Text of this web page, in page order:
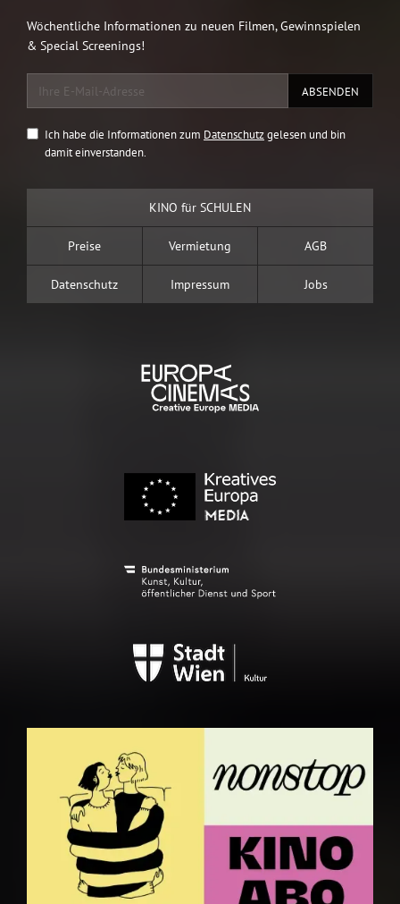
Wöchentliche Informationen zu neuen Filmen, Gewinnspielen
& Special Screenings!
Ich habe die Informationen zum Datenschutzgelesen und bin
damit einverstanden.
KINO für SCHULEN
Preise Vermietung AGB
Datenschutz Impressum Jobs